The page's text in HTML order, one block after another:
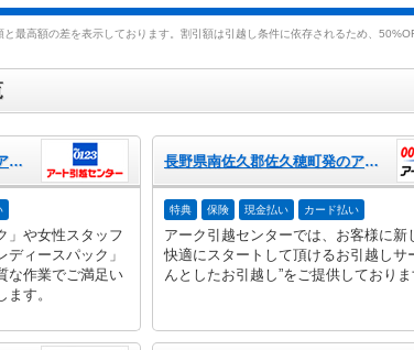
最高額の差を表示しております。割引額は引越し条件に依存されるため、
長野県南佐久郡佐久穂町発のアート引越センター
」や女性スタッフ
ィースパック」
な作業でご満足い
す。
長野県南佐久郡佐久穂町発のアーク引越センター
特典 保険 現金払い カード払い
アーク引越センターでは、お客様に新
快適にスタートして頂けるお引越しサ
んとしたお引越し”をご提供しておりま